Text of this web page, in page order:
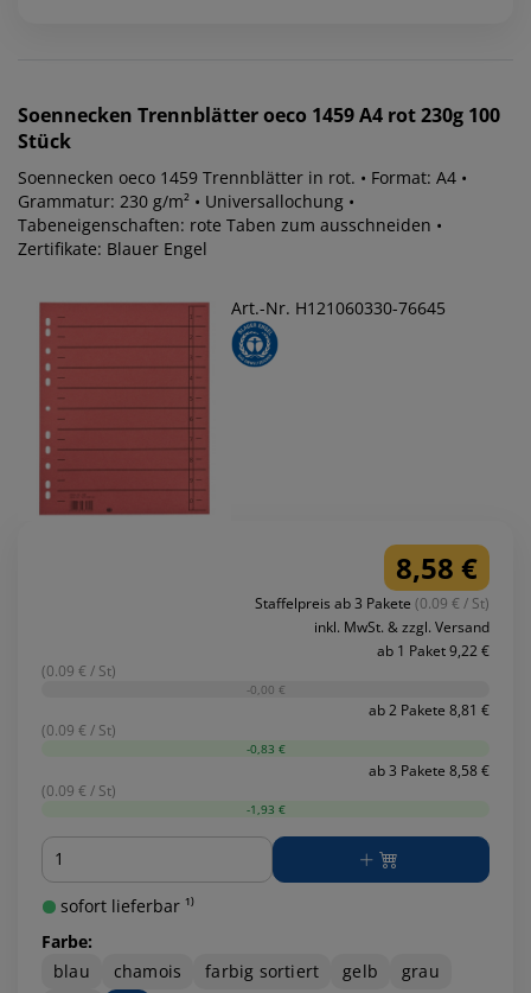
Soennecken Trennblätter oeco 1459 A4 rot 230g 100
Stück
Soennecken oeco 1459 Trennblätter in rot. • Format: A4 •
Grammatur: 230 g/m² • Universallochung •
Tabeneigenschaften: rote Taben zum ausschneiden •
Zertifikate: Blauer Engel
Art.-Nr. H121060330-76645
8,58 €
Staffelpreis ab 3 Pakete (0.09 € / St)
inkl. MwSt. & zzgl. Versand
ab 1 Paket 9,22 €
(0.09 € / St)
-0,00 €
ab 2 Pakete 8,81 €
(0.09 € / St)
-0,83 €
ab 3 Pakete 8,58 €
(0.09 € / St)
-1,93 €
Menge
sofort lieferbar ¹⁾
Farbe:
blau
chamois farbig sortiert gelb
grau